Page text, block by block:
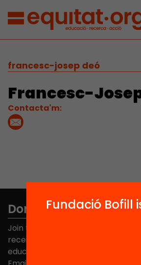
francesc-josep deó
Francesc-
Contacta'm:
Don't miss anything.
Join the more than 40,000 people
receive news about initiatives and
educational change in Catalonia.
Fundació Bofill